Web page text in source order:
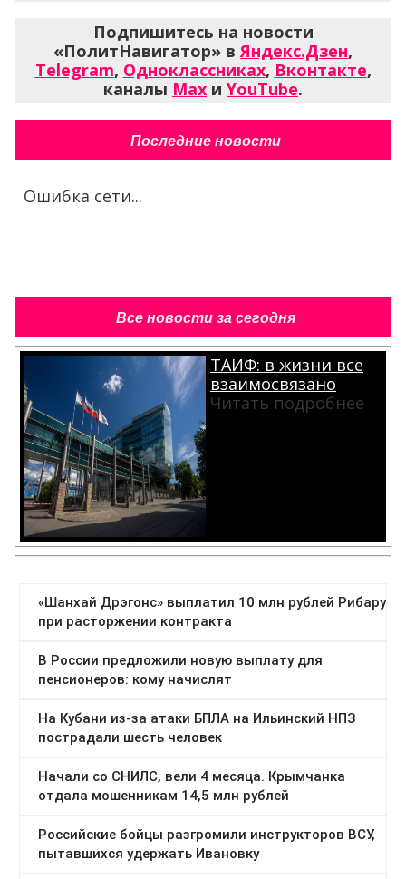
Подпишитесь на новости
«ПолитНавигатор» вЯндекс.Дзен,
Telegram, Одноклассниках, Вконтакте,
каналы Max и YouTube.
Последние новости
Ошибка сети...
Все новости за сегодня
ТАИФ: в жизни все
взаимосвязано
Читать подробнее